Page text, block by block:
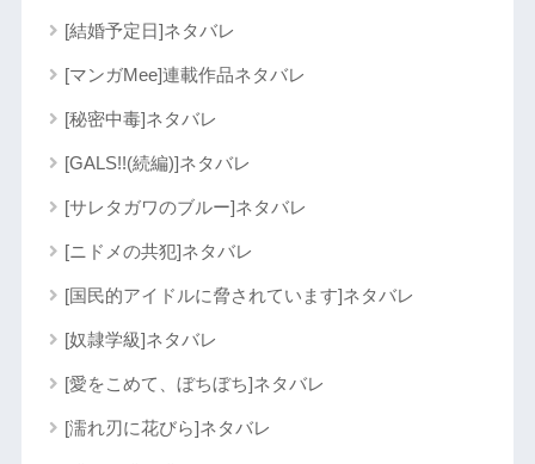
[結婚予定日]ネタバレ
[マンガMee]連載作品ネタバレ
[秘密中毒]ネタバレ
[GALS!!(続編)]ネタバレ
[サレタガワのブルー]ネタバレ
[ニドメの共犯]ネタバレ
[国民的アイドルに脅されています]ネタバレ
[奴隷学級]ネタバレ
[愛をこめて、ぼちぼち]ネタバレ
[濡れ刃に花びら]ネタバレ